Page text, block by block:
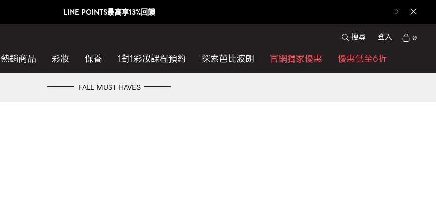
LINE POINTS最高享13%回饋
熱銷商品 彩妝 保養 1對1彩妝課程預約​ 探索芭比波朗 官網獨家優惠 優惠低至6折
搜尋 登入 0
FALL MUST HAVES